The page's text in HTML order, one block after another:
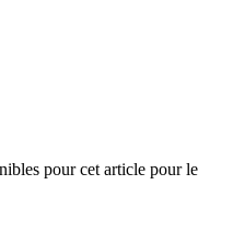
pour cet article pour le